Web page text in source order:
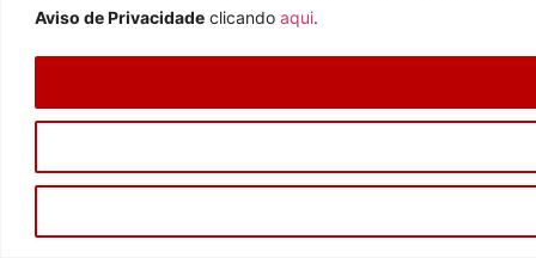
Aviso de Privacidade clicando aqui.